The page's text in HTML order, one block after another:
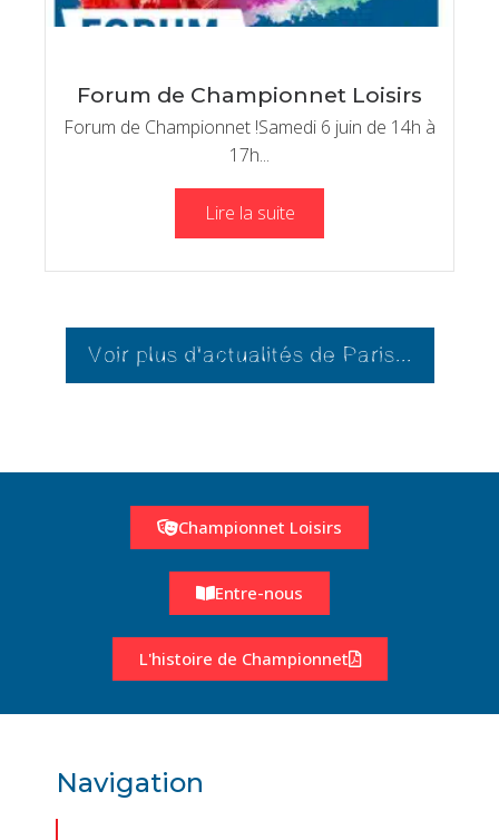
Forum de Championnet Loisirs
Forum de Championnet !Samedi 6 juin de 14h à
17h...
Lire la suite
Voir plus d'actualités de Paris...
Championnet Loisirs
Entre-nous
L'histoire de Championnet
Navigation